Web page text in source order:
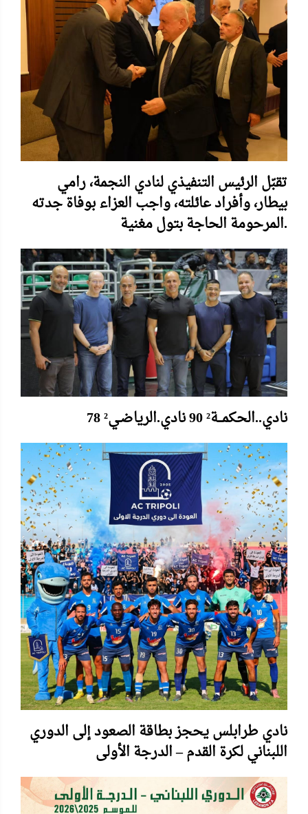
تقبّل الرئيس التنفيذي لنادي النجمة، رامي
بيطار، وأفراد عائلته، واجب العزاء بوفاة جدته
المرحومة الحاجة بتول مغنية.
نادي..الحكمـــة² 90 نادي.الرياضـي² 78
نادي طرابلس يحجز بطاقة الصعود إلى الدوري
اللبناني لكرة القدم – الدرجة الأولى